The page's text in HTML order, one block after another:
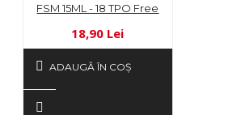
FSM 15ML - 18 TPO Free
18,90 Lei
ADAUGĂ ÎN COŞ